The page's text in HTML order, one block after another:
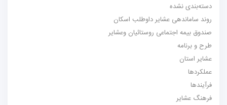
دسته‌بندی نشده
روند ساماندهی عشایر داوطلب اسکان
صندوق بیمه اجتماعی روستائیان وعشایر
طرح و برنامه
عشایر استان
عملکردها
فرآیندها
فرهنگ عشایر